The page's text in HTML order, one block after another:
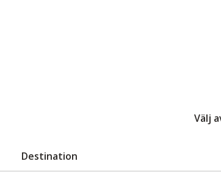
Välj
Destination